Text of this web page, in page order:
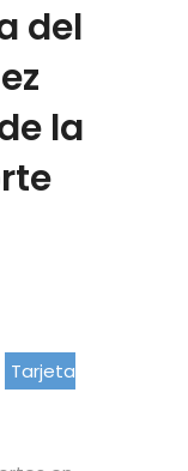
del
la
Tarjeta